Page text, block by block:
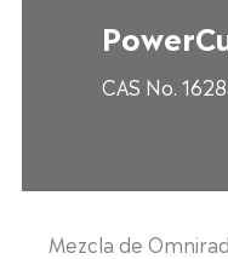
CAS No.
Mezcla de